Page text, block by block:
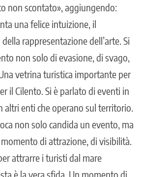
non scontato», aggiungendo:
una felice intuizione, il
rappresentazione dell’arte. Si
non solo di evasione, di svago,
vetrina turistica importante per
il Cilento. Si è parlato di eventi in
altri enti che operano sul territorio.
non solo candida un evento, ma
di attrazione, di visibilità.
attrarre i turisti dal mare
è la vera sfida. Un momento di